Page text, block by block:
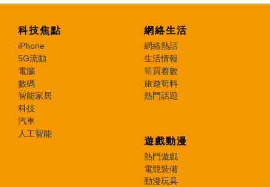
科技焦點
iPhone
5G流動
電腦
數碼
智能家居
科技
汽車
人工智能
網絡生活
網絡熱話
生活情報
筍買着數
旅遊筍料
熱門話題
遊戲動漫
熱門遊戲
電競裝備
動漫玩具